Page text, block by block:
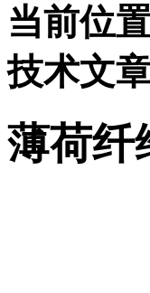
当前位
技术文
薄荷纤